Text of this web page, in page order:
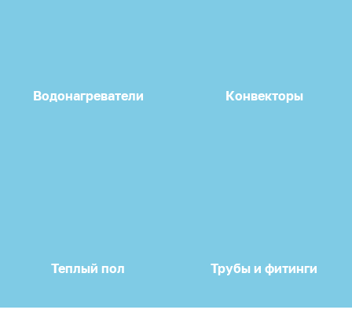
Водонагреватели Конвекторы
Теплый пол Трубы и фитинги